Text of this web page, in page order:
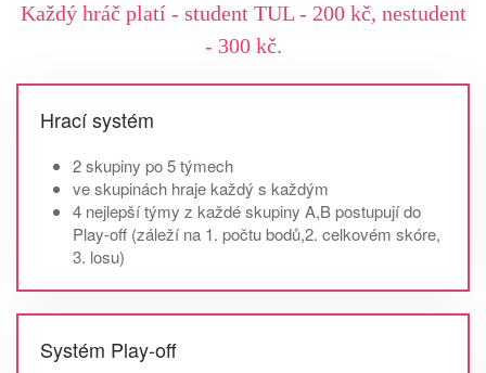
Každý hráč platí - student TUL - 200 kč, nestudent
- 300 kč.
Hrací systém
2 skupiny po 5 týmech
ve skupinách hraje každý s každým
4 nejlepší týmy z každé skupiny A,B postupují do
Play-off (záleží na 1. počtu bodů,2. celkovém skóre,
3. losu)
Systém Play-off